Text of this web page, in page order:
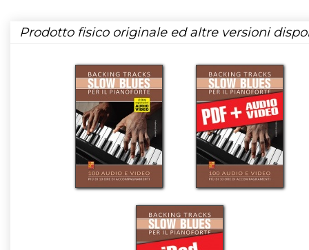
Prodotto fisico originale ed altre versioni